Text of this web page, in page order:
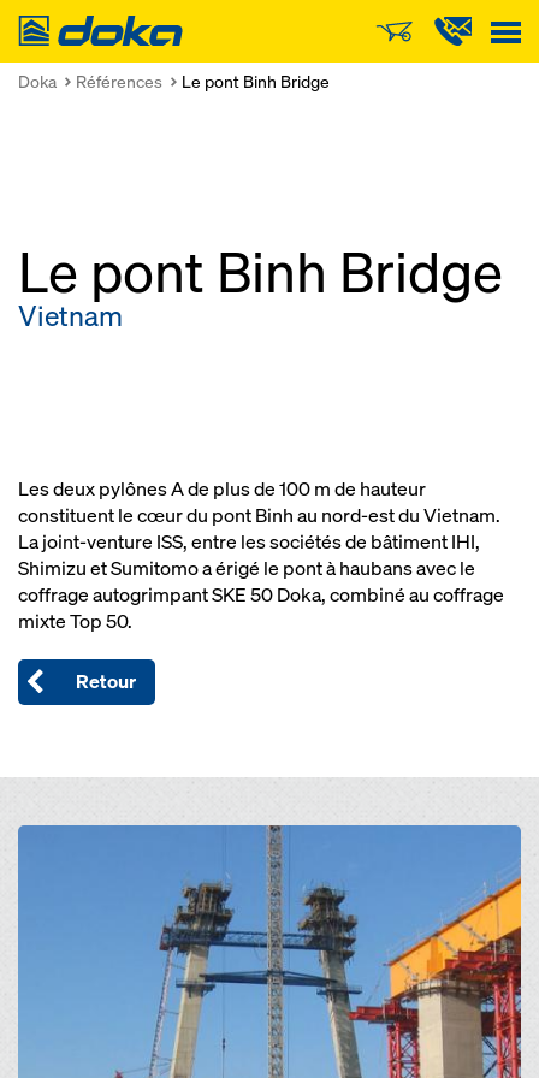
Doka
Doka Références Le pont Binh Bridge
Le pont Binh Bridge
Vietnam
Les deux pylônes A de plus de 100 m de hauteur
constituent le cœur du pont Binh au nord-est du Vietnam.
La joint-venture ISS, entre les sociétés de bâtiment IHI,
Shimizu et Sumitomo a érigé le pont à haubans avec le
coffrage autogrimpant SKE 50 Doka, combiné au coffrage
mixte Top 50.
Retour
Open